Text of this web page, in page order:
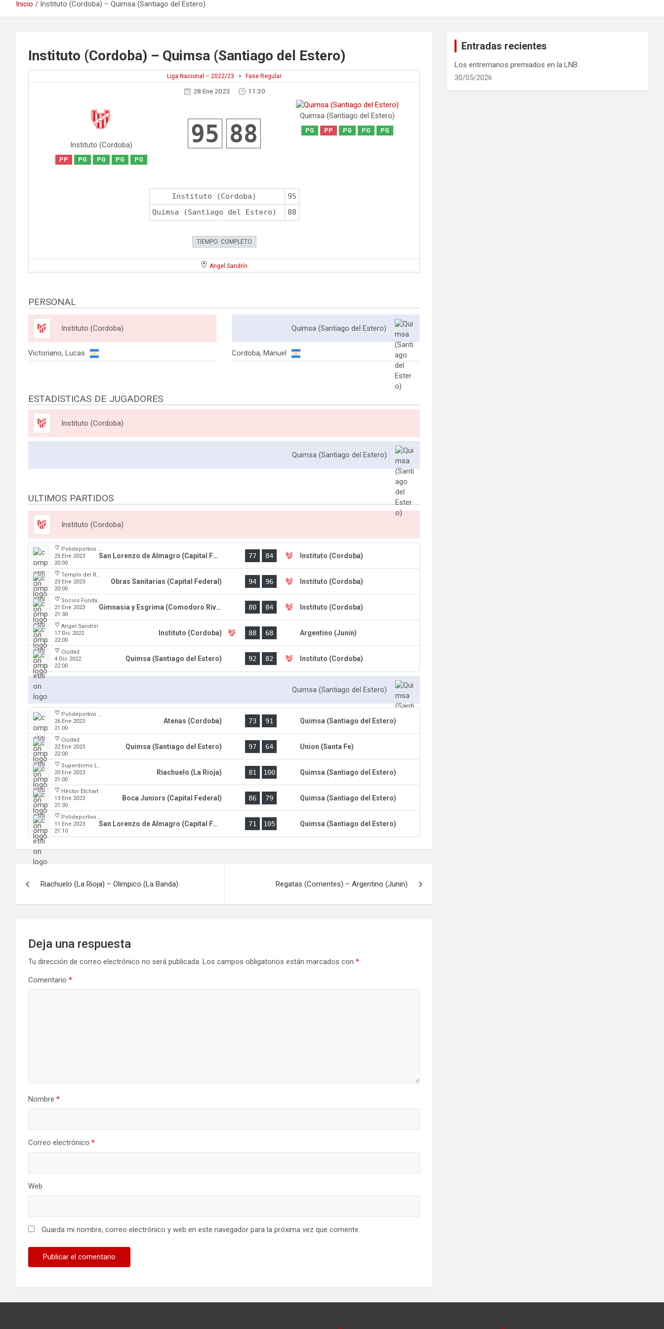
Inicio Instituto (Cordoba) – Quimsa (Santiago del Estero)
Instituto (Cordoba) – Quimsa (Santiago del Estero)
Liga Nacional – 2022/23 > Fase Regular
28 Ene 2023 11:30
Instituto (Cordoba)
PP PG PG PG PG
95 88
Quimsa (Santiago del Estero)
PG PP PG PG PG
Instituto (Cordoba)
95
Quimsa (Santiago del Estero)
88
TIEMPO COMPLETO
Angel Sandrín
PERSONAL
Instituto (Cordoba)
Victoriano, Lucas
Quimsa (Santiago del Estero)
Cordoba, Manuel
ESTADISTICAS DE JUGADORES
Instituto (Cordoba)
Quimsa (Santiago del Estero)
ULTIMOS PARTIDOS
Instituto (Cordoba)
Polideportivo Roberto Pando
25 Ene 2023
20:00
San Lorenzo de Almagro (Capital Federal) 77 84 Instituto (Cordoba)
Templo del Rock
23 Ene 2023
20:00
Obras Sanitarias (Capital Federal) 94 96 Instituto (Cordoba)
Socios Fundadores
21 Ene 2023
21:30
Gimnasia y Esgrima (Comodoro Rivadavia) 80 84 Instituto (Cordoba)
Angel Sandrín
17 Dic 2022
22:00
Instituto (Cordoba) 88 68 Argentino (Junin)
Ciudad
4 Dic 2022
22:00
Quimsa (Santiago del Estero) 92 82 Instituto (Cordoba)
Quimsa (Santiago del Estero)
Polideportivo Carlos Cerutti
26 Ene 2023
21:00
Atenas (Cordoba) 73 91 Quimsa (Santiago del Estero)
Ciudad
22 Ene 2023
22:00
Quimsa (Santiago del Estero) 97 64 Union (Santa Fe)
Superdomo La Rioja
20 Ene 2023
21:00
Riachuelo (La Rioja) 81 100 Quimsa (Santiago del Estero)
Héctor Etchart
13 Ene 2023
21:30
Boca Juniors (Capital Federal) 86 79 Quimsa (Santiago del Estero)
Polideportivo Roberto Pando
11 Ene 2023
21:10
San Lorenzo de Almagro (Capital Federal) 71 105 Quimsa (Santiago del Estero)
Riachuelo (La Rioja) – Olimpico (La Banda) Regatas (Corrientes) – Argentino (Junin)
Deja una respuesta
Tu dirección de correo electrónico no será publicada. Los campos obligatorios están marcados con *
Comentario *
Nombre *
Correo electrónico *
Web
Guarda mi nombre, correo electrónico y web en este navegador para la próxima vez que comente.
Entradas recientes
Los entrerrianos premiados en la LNB
30/05/2026